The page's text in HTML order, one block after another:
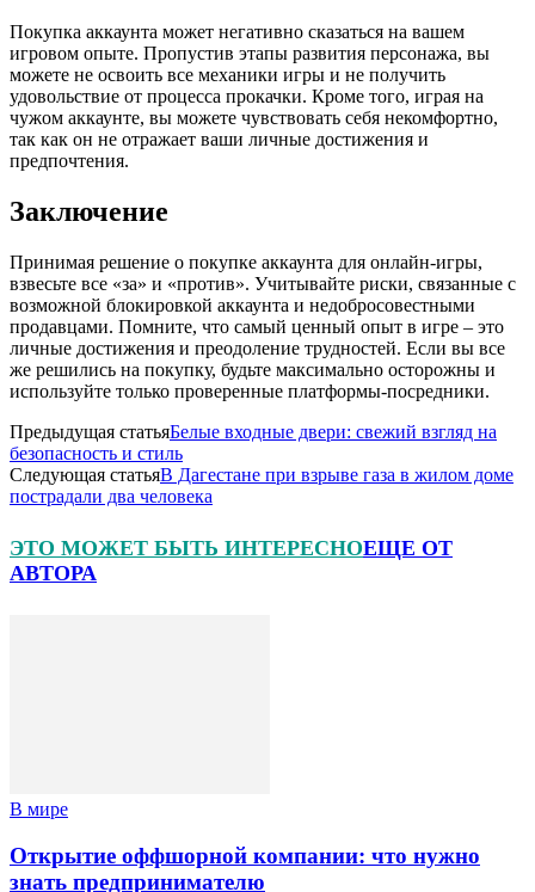
Покупка аккаунта может негативно сказаться на вашем
игровом опыте. Пропустив этапы развития персонажа, вы
можете не освоить все механики игры и не получить
удовольствие от процесса прокачки. Кроме того, играя на
чужом аккаунте, вы можете чувствовать себя некомфортно,
так как он не отражает ваши личные достижения и
предпочтения.
Заключение
Принимая решение о покупке аккаунта для онлайн-игры,
взвесьте все «за» и «против». Учитывайте риски, связанные с
возможной блокировкой аккаунта и недобросовестными
продавцами. Помните, что самый ценный опыт в игре – это
личные достижения и преодоление трудностей. Если вы все
же решились на покупку, будьте максимально осторожны и
используйте только проверенные платформы-посредники.
Предыдущая статьяБелые входные двери: свежий взгляд на
безопасность и стиль
Следующая статьяВ Дагестане при взрыве газа в жилом доме
пострадали два человека
ЭТО МОЖЕТ БЫТЬ ИНТЕРЕСНОЕЩЕ ОТ
АВТОРА
В мире
Открытие оффшорной компании: что нужно
знать предпринимателю